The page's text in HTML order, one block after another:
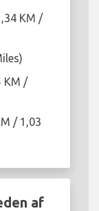
KM /
KM /
/ 1,03
af